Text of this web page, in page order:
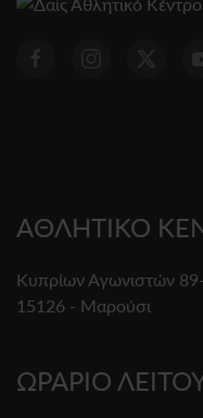
ΑΘΛΗΤΙΚΟ
Κυπρίων Αγωνιστών
15126 - Μαρούσι
ΩΡΑΡΙΟ